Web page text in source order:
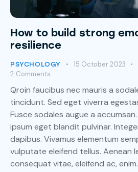
How to build strong
resilience
PSYCHOLOGY 15 October 2023
2 Comments
Qroin faucibus nec mauris a
tincidunt. Sed eget viverra
Fusce sodales augue a
ipsum eget blandit pulvinar.
dapibus. Vivamus elementum
vulputate eleifend tellus. Aenean
consequat vitae, eleifend ac,